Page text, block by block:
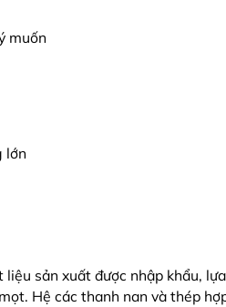
muốn
lớn
liệu sản xuất được nhập khẩu,
Hệ các thanh nan và thép